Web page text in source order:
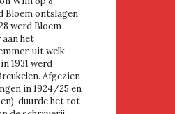
Bloem ontslagen
werd Bloem
het
uit welk
1931 werd
Afgezien
in 1924/25 en
duurde het tot